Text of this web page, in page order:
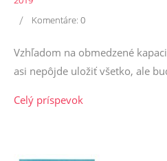
/ Komentáre: 0
Vzhľadom na obmedzené
asi nepôjde uložiť všetko, ale
Celý príspevok